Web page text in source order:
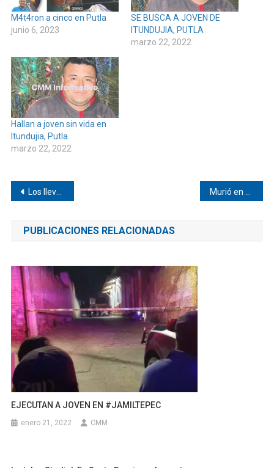
M4t4ron a cinco en Putla
junio 6, 2023
SE BUSCA A JOVEN DE
ITUNDUJIA, PUTLA
marzo 22, 2022
Hallan a joven sin vida en
Itundujia, Putla
marzo 22, 2022
Navegación
de
entradas
Los llevaron a las pizzas en Plaza Las Flores Murió en EE. UU. joven de Tepetlapa
PUBLICACIONES RELACIONADAS
EJECUTAN A JOVEN EN #JAMILTEPEC
enero 21, 2022 CMM